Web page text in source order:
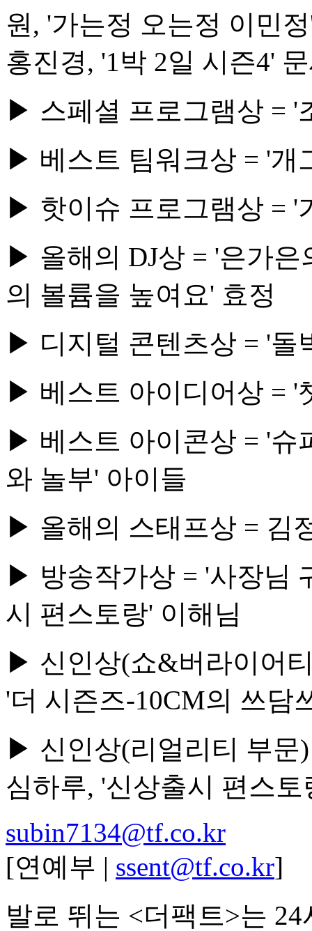
원, '가는정 오는정 이민
홍진경, '1박 2일 시즌4'
▶ 스페셜 프로그램상 = '
▶ 베스트 팀워크상 = '개
▶ 핫이슈 프로그램상 = '
▶ 올해의 DJ상 = '은가은
의 볼륨을 높여요' 효정
▶ 디지털 콘텐츠상 = '돌
▶ 베스트 아이디어상 = '
▶ 베스트 아이콘상 = '슈
와 놀부' 아이들
▶ 올해의 스태프상 = 김
▶ 방송작가상 = '사장님
시 편스토랑' 이해님
▶ 신인상(쇼&버라이어
'더 시즌즈-10CM의 쓰담
▶ 신인상(리얼리티 부문
심하루, '신상출시 편스토
subin7134@tf.co.kr
[연예부 | ssent@tf.co.kr]
발로 뛰는 <더팩트>는